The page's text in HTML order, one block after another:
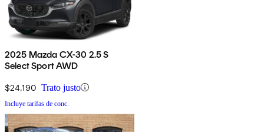
2025 Mazda CX-30 2.5 S
Select Sport AWD
$24,190 Trato justo
Incluye tarifas de conc.